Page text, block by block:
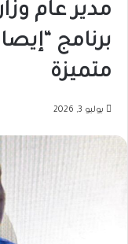
مدير عام
برنامج
متميزة
يوليو 3, 2026